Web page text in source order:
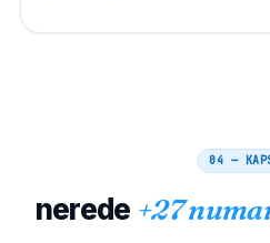
04 —
nerede +27